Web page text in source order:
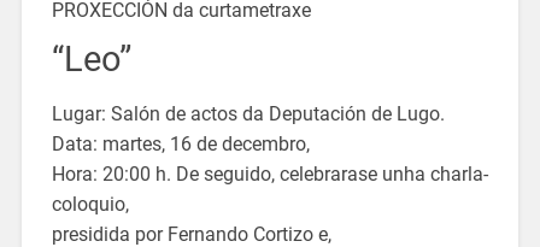
PROXECCIÓN da curtametraxe
“Leo”
Lugar: Salón de actos da Deputación de Lugo.
Data: martes, 16 de decembro,
Hora: 20:00 h. De seguido, celebrarase unha charla-
coloquio,
presidida por Fernando Cortizo e,